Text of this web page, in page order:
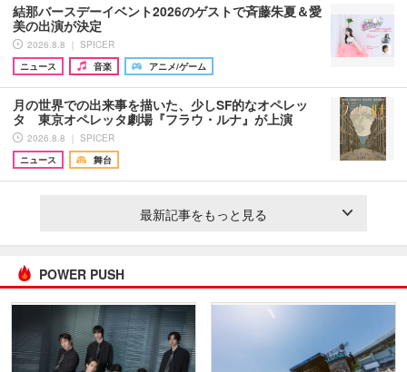
結那バースデーイベント2026のゲストで斉藤朱夏＆愛
美の出演が決定
2026.8.8 ｜ SPICER
ニュース
音楽 アニメ/ゲーム
月の世界での出来事を描いた、少しSF的なオペレッ
タ 東京オペレッタ劇場『フラウ・ルナ』が上演
2026.8.8 ｜ SPICER
ニュース
舞台
最新記事をもっと見る
POWER PUSH